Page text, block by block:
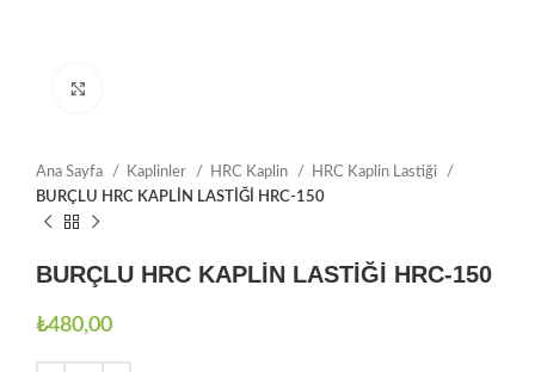
Ana Sayfa Kaplinler HRC Kaplin
HRC Kaplin Lastiği
BURÇLU HRC KAPLİN LASTİĞİ HRC-150
BURÇLU HRC KAPLİN LASTİĞİ HRC-150
₺480,00